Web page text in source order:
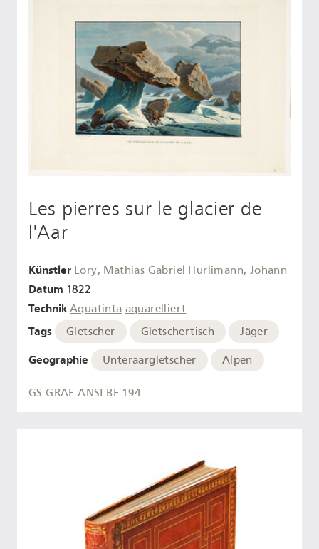
Les pierres sur le glacier de
l'Aar
Künstler Lory, Mathias Gabriel Hürlimann, Johann
Datum 1822
Technik Aquatinta aquarelliert
Tags Gletscher Gletschertisch Jäger
Geographie Unteraargletscher Alpen
GS-GRAF-ANSI-BE-194